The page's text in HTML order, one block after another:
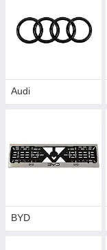
Audi
BYD